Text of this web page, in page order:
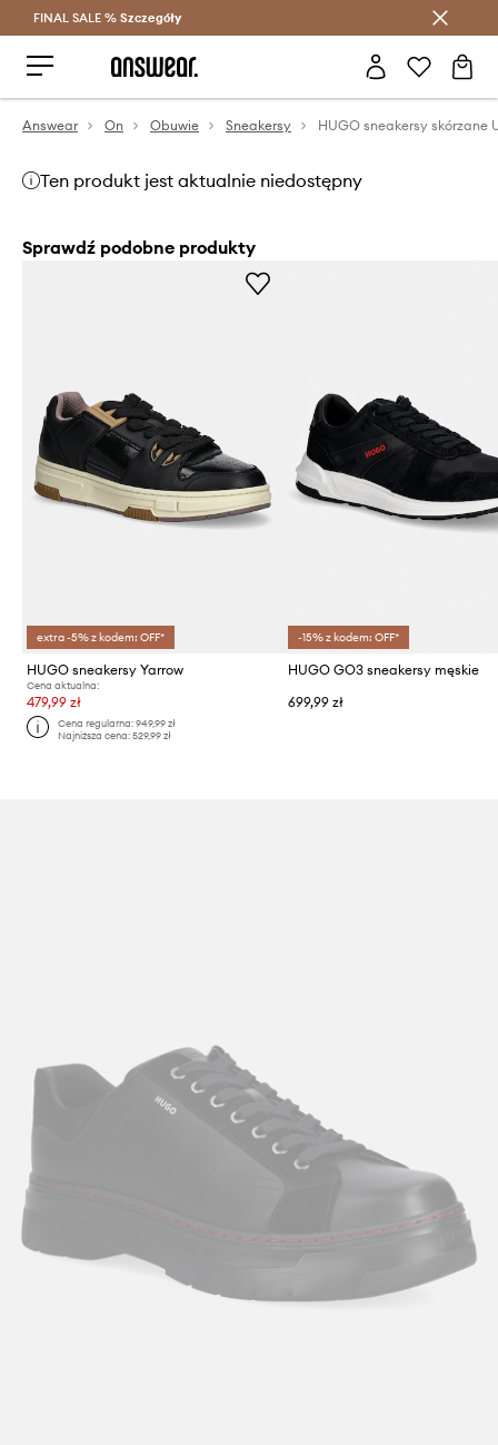
Oszczędzaj z Answear Club >
FINAL SALE % Szczegóły
Answear On Obuwie Sneakersy HUGO sneakersy skórzane
Ten produkt jest aktualnie niedostępny
Sprawdź podobne produkty
extra -5% z kodem: OFF*
HUGO sneakersy Yarrow
Cena aktualna:
479,99 zł
Cena regularna:949,99 zł
Najniższa cena:529,99 zł
-15% z kodem: OFF*
HUGO GO3 sneakersy męskie
699,99 zł